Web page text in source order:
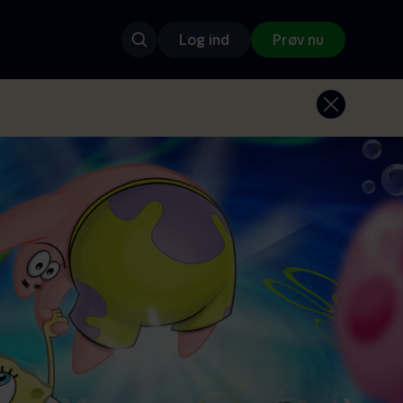
Log ind Prøv nu